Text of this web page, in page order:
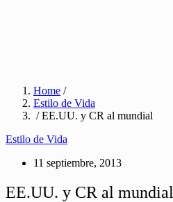
Home /
Estilo de Vida
/ EE.UU. y CR al mundial
Estilo de Vida
11 septiembre, 2013
EE.UU. y CR al mundial